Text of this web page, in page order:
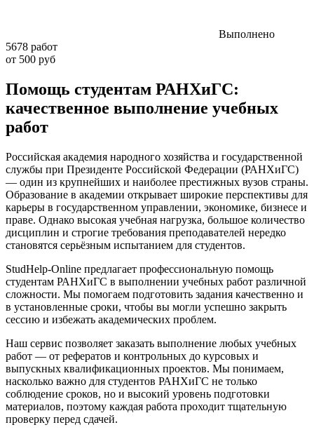
Выполнено
5678 работ
от 500 руб
Помощь студентам РАНХиГС:
качественное выполнение учебных
работ
Российская академия народного хозяйства и государственной
службы при Президенте Российской Федерации (РАНХиГС)
— один из крупнейших и наиболее престижных вузов страны.
Образование в академии открывает широкие перспективы для
карьеры в государственном управлении, экономике, бизнесе и
праве. Однако высокая учебная нагрузка, большое количество
дисциплин и строгие требования преподавателей нередко
становятся серьёзным испытанием для студентов.
StudHelp-Online предлагает профессиональную помощь
студентам РАНХиГС в выполнении учебных работ различной
сложности. Мы помогаем подготовить задания качественно и
в установленные сроки, чтобы вы могли успешно закрыть
сессию и избежать академических проблем.
Наш сервис позволяет заказать выполнение любых учебных
работ — от рефератов и контрольных до курсовых и
выпускных квалификационных проектов. Мы понимаем,
насколько важно для студентов РАНХиГС не только
соблюдение сроков, но и высокий уровень подготовки
материалов, поэтому каждая работа проходит тщательную
проверку перед сдачей.